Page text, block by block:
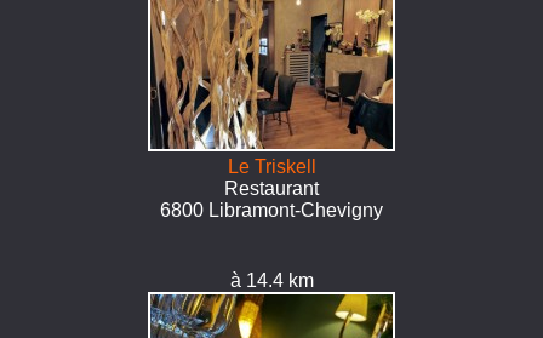
Le Triskell
Restaurant
6800 Libramont-Chevigny
à 14.4 km